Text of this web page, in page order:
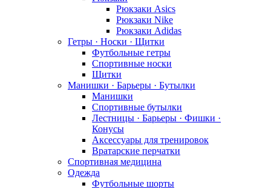
Рюкзаки Asics
Рюкзаки Nike
Рюкзаки Adidas
Гетры · Носки · Щитки
Футбольные гетры
Спортивные носки
Щитки
Манишки · Барьеры · Бутылки
Манишки
Спортивные бутылки
Лестницы · Барьеры · Фишки ·
Конусы
Аксессуары для тренировок
Вратарские перчатки
Спортивная медицина
Одежда
Футбольные шорты